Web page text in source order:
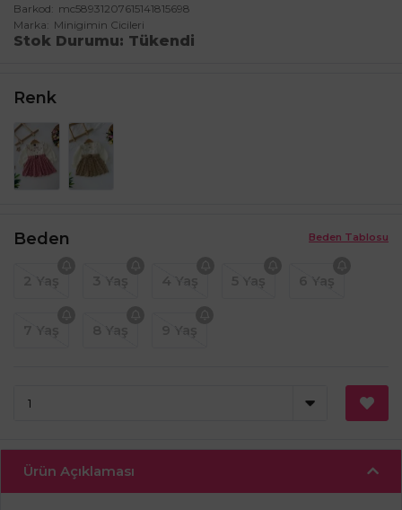
Barkod
mc58931207615141815698
Marka
Minigimin Cicileri
Stok Durumu Tükendi
Renk
Beden Tablosu
Beden
Ürün Açıklaması